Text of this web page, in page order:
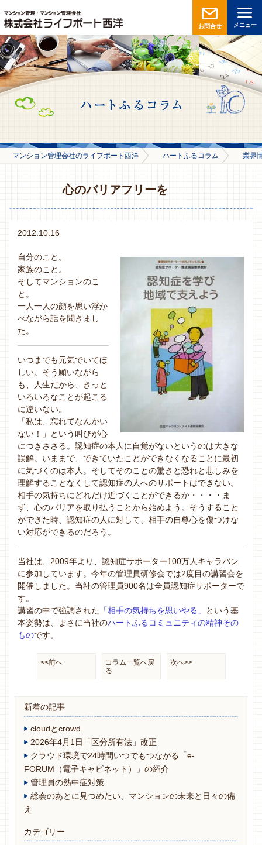
お問合せ メニュー
マンション管理会社のライフポート西洋 ハートふるコラム 業界
心のバリアフリーを
2012.10.16
自分のこと。
家族のこと。
そしてマンションのこ
と。
一人一人の顔を思い浮か
べながら話を聞きまし
た。
いつまでも元気でいてほ
しい。そう願いながら
も、人生だから、きっと
いろいろなことが起こる
に違いない。
「私は、忘れてなんかい
ない！」という叫びが心
につきささる。認知症の本人に自覚がないというのは大きな
誤解。いままで、できていたことができなくなることに最初
に気づくのは本人。そしてそのことの驚きと恐れと悲しみを
理解することなくして認知症の人へのサポートはできない。
相手の気持ちにどれだけ近づくことができるか・・・・ま
ず、心のバリアを取り払うことから始めよう。そうすること
ができた時、認知症の人に対して、相手の自尊心を傷つけな
い対応ができるのだろう。
当社は、2009年より、認知症サポーター100万人キャラバン
に参加しています。今年の管理員研修会では2度目の講習会を
開催しました。当社の管理員900名は全員認知症サポーターで
す。
講習の中で強調された 「相手の気持ちを思いやる」
という基
本姿勢は、まさに当社のハートふるコミュニティの精神その
ものです。
<<前へ
コラム一覧へ戻
る
次へ>>
新着の記事
cloudとcrowd
2026年4月1日「区分所有法」改正
クラウド環境で24時間いつでもつながる「e-
FORUM（電子キャビネット）」の紹介
管理員の熱中症対策
総会のあとに見つめたい、マンションの未来と日々の備
え
カテゴリー